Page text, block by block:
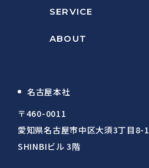
SERVICE
ABOUT
名古屋本社
〒460-0011
愛知県名古屋市中区大須3丁目8-1
SHINBIビル 3階